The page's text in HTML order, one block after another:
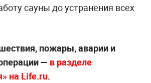
сауны до устранения всех
пожары, аварии и
— в разделе
на Life.ru.